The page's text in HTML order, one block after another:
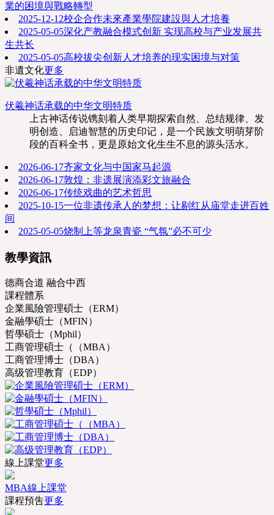
業的困境與戰略轉型
2025-12-12校企合作未來產業學院建設與人才培養
2025-05-05深化产教融合模式创新 实现高校与产业发展共
生共长
2025-05-05高校拔尖创新人才培养的现实困境与对策
非遺文化更多
伏羲神话承载的中华文明特质
上古神话传说镌刻着人类早期探索自然、总结规律、发
明创造、启迪智慧的历史印记，是一个民族文明萌芽阶
段的百科全书，更是原始文化生生不息的源头活水。
2026-06-17齐家文化与中国家马起源
2026-06-17敦煌：非遗展演添彩文旅融合
2026-06-17传统戏曲的艺术哲思
2025-10-15一位非遗传承人的梦想：让剔红从庙堂走进百姓
间
2025-05-05烧制上等龙泉青瓷 “气氛”必不可少
教學資訊
德商合道 融合中西
課程體系
企業風險管理碩士（ERM）
金融學碩士（MFIN）
哲學碩士（Mphil）
工商管理碩士（（MBA）
工商管理博士（DBA）
高级管理教育（EDP）
線上課堂更多
MBA線上課堂
課程預吿更多